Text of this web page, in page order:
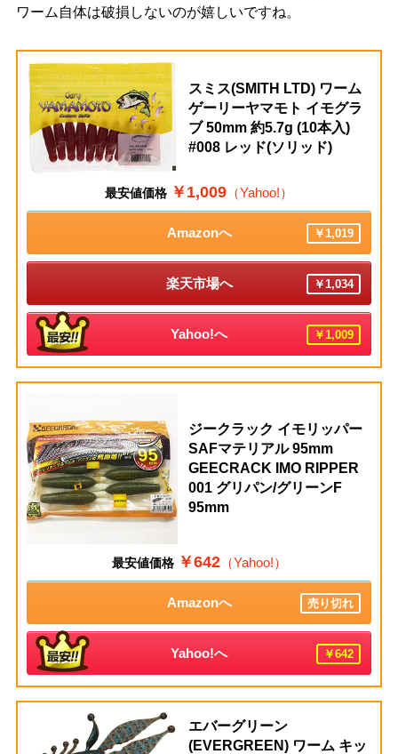
ワーム自体は破損しないのが嬉しいですね。
スミス(SMITH LTD) ワーム
ゲーリーヤマモト イモグラ
ブ 50mm 約5.7g (10本入)
#008 レッド(ソリッド)
最安値価格 ￥1,009 （Yahoo!）
Amazonへ ￥1,019
楽天市場へ ￥1,034
Yahoo!へ ￥1,009
ジークラック イモリッパー
SAFマテリアル 95mm
GEECRACK IMO RIPPER
001 グリパン/グリーンF
95mm
最安値価格 ￥642（Yahoo!）
Amazonへ 売り切れ
Yahoo!へ ￥642
エバーグリーン
(EVERGREEN) ワーム キッ